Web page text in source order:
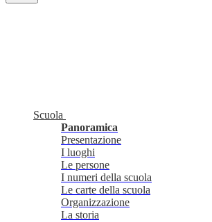
Scuola
Panoramica
Presentazione
I luoghi
Le persone
I numeri della scuola
Le carte della scuola
Organizzazione
La storia